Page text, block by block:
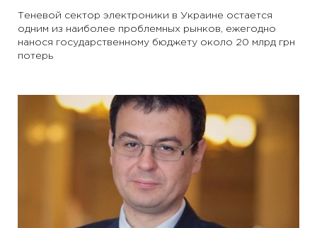
Теневой сектор электроники в Украине остается
одним из наиболее проблемных рынков, ежегодно
нанося государственному бюджету около 20 млрд грн
потерь